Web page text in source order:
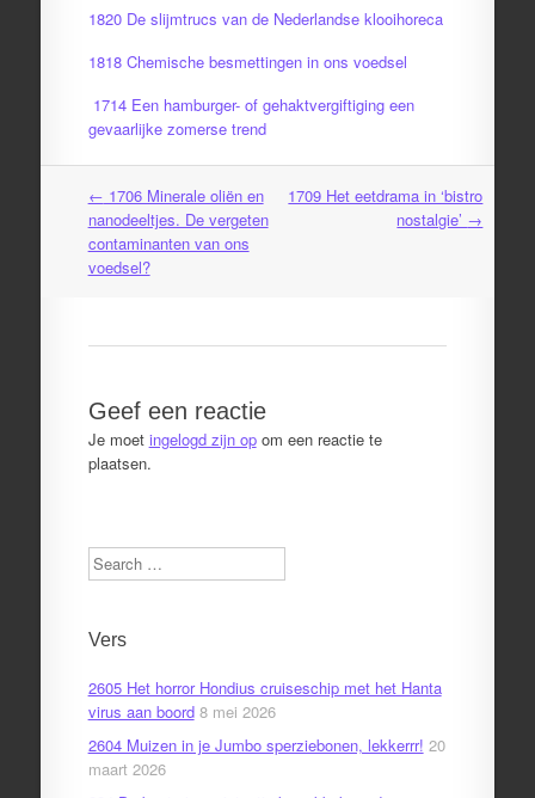
1820 De slijmtrucs van de Nederlandse klooihoreca
1818 Chemische besmettingen in ons voedsel
1714 Een hamburger- of gehaktvergiftiging een
gevaarlijke zomerse trend
Post
navigation
← 1706 Minerale oliën en
nanodeeltjes. De vergeten
contaminanten van ons
voedsel?
1709 Het eetdrama in ‘bistro
nostalgie’ →
Geef een reactie
Je moet ingelogd zijn opom een reactie te
plaatsen.
Search
Vers
2605 Het horror Hondius cruiseschip met het Hanta
virus aan boord 8 mei 2026
2604 Muizen in je Jumbo sperziebonen, lekkerrr! 20
maart 2026